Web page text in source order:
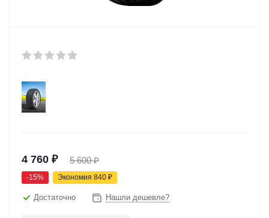
4 760 ₽ 5 600₽
-15% Экономия 840 ₽
Достаточно Нашли дешевле?